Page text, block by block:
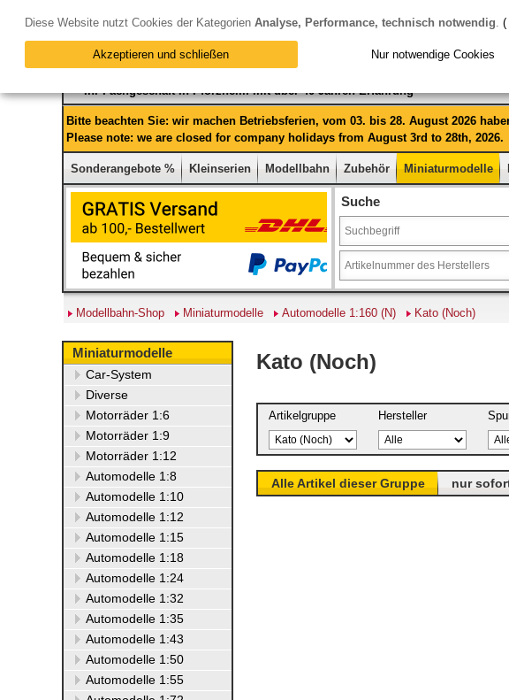
Ihr Fachgeschäft in Pforzheim mit über 40 Jahren Erfahrung
Bitte beachten Sie: wir machen Betriebsferien, vom 03. bis 28. August 2026
Please note: we are closed for company holidays from August 3rd to 28th, 2026.
Sonderangebote % Kleinserien Modellbahn Zubehör Miniaturmodelle
Suche
Modellbahn-Shop Miniaturmodelle Automodelle 1:160 (N) Kato (Noch)
Miniaturmodelle
Car-System
Diverse
Motorräder 1:6
Motorräder 1:9
Motorräder 1:12
Automodelle 1:8
Automodelle 1:10
Automodelle 1:12
Automodelle 1:15
Automodelle 1:18
Automodelle 1:24
Automodelle 1:32
Automodelle 1:35
Automodelle 1:43
Automodelle 1:50
Automodelle 1:55
Kato (Noch)
Artikelgruppe Hersteller
Alle Artikel dieser Gruppe nur
Diese Website nutzt Cookies der Kategorien Analyse, Performance, technisch notwendig. (
Akzeptieren und schließen Nur notwendige Cookies